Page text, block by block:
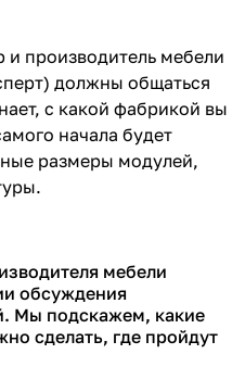
производитель мебели
должны общаться
с какой фабрикой вы
начала будет
размеры модулей,
мебели
обсуждения
Мы подскажем, какие
сделать, где пройдут